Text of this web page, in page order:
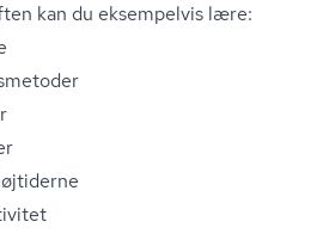
kan du eksempelvis lære: